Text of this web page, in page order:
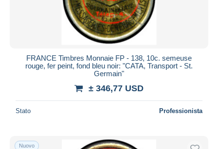
FRANCE Timbres Monnaie FP - 138, 10c. semeuse
rouge, fer peint, fond bleu noir: "CATA, Transport - St.
Germain"
± 346,77 USD
Stato Professionista
Nuovo